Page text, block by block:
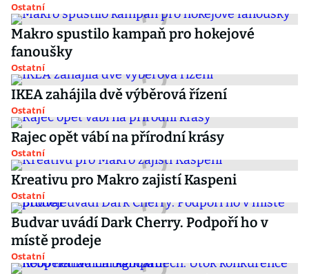
Ostatní
Makro spustilo kampaň pro hokejové
fanoušky
Ostatní
IKEA zahájila dvě výběrová řízení
Ostatní
Rajec opět vábí na přírodní krásy
Ostatní
Kreativu pro Makro zajistí Kaspeni
Ostatní
Budvar uvádí Dark Cherry. Podpoří ho v
místě prodeje
Ostatní